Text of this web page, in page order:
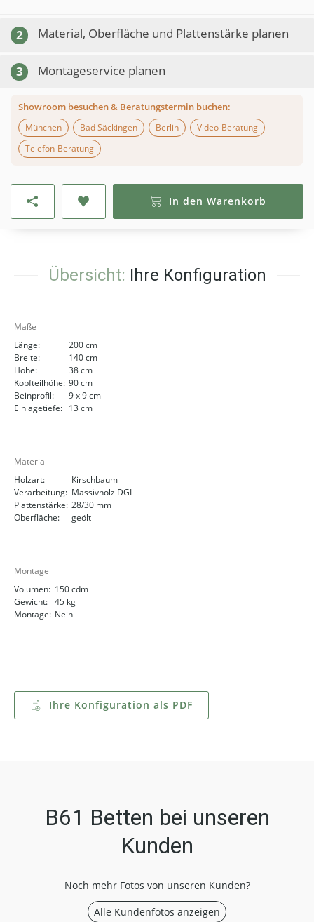
2 Material, Oberfläche und Plattenstärke planen
3 Montageservice planen
Showroom besuchen & Beratungstermin buchen:
München
Bad Säckingen Berlin
Video-Beratung
Telefon-Beratung
In den Warenkorb
Übersicht: Ihre Konfiguration
Maße
Länge:
200 cm
Breite:
140 cm
Höhe:
38 cm
Kopfteilhöhe: 90 cm
Beinprofil:
9 x 9 cm
Einlagetiefe: 13 cm
Material
Holzart:
Kirschbaum
Verarbeitung: Massivholz DGL
Plattenstärke: 28/30 mm
Oberfläche:
geölt
Montage
Volumen: 150 cdm
Gewicht: 45 kg
Montage: Nein
Ihre Konfiguration als PDF
B61 Betten bei unseren
Kunden
Noch mehr Fotos von unseren Kunden?
Alle Kundenfotos anzeigen